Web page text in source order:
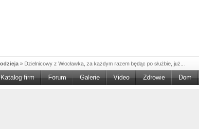
» Dzielnicowy z Włocławka, za każdym razem będąc po służbie, już...
w NGO'»Ruszył nabór w konkursie „Wsparcie Organizacji Wolontariatu w NGO –
Katalog firm Forum Galerie Video Zdrowie Dom